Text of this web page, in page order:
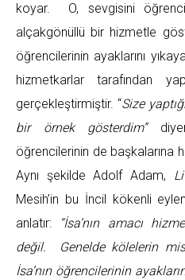
koyar. O, sevgisini
alçakgönüllü bir hizmetle
öğrencilerinin ayaklarını
hizmetkarlar tarafından
gerçekleştirmiştir. “Size
bir örnek gösterdim”
öğrencilerinin de başkalarına
Aynı şekilde Adolf Adam,
Mesih’in bu İncil kökenli
anlatır:
“İsa’nın amacı
değil. Genelde kölelerin
İsa’nın öğrencilerinin